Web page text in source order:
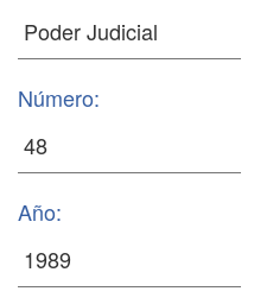
Número:
Año: